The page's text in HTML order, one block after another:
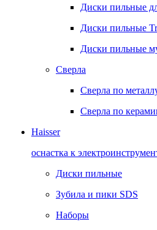
Диски пильные
Диски пильные
Диски пильные
Сверла
Сверла по
Сверла по
Haisser
оснастка к
Диски пильные
Зубила и пики SDS
Наборы